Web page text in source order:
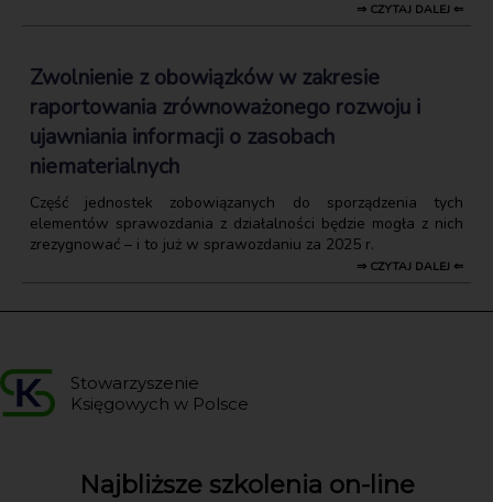
⇒ CZYTAJ DALEJ ⇐
Zwolnienie z obowiązków w zakresie
raportowania zrównoważonego rozwoju i
ujawniania informacji o zasobach
niematerialnych
Część jednostek zobowiązanych do sporządzenia tych
elementów sprawozdania z działalności będzie mogła z nich
zrezygnować – i to już w sprawozdaniu za 2025 r.
⇒ CZYTAJ DALEJ ⇐
Stowarzyszenie
Księgowych w Polsce
Najbliższe szkolenia on-line